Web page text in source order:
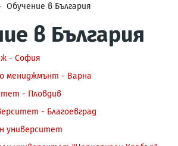
Обучение в България
в България
- София
мениджмънт - Варна
- Пловдив
- Благоевград
университет